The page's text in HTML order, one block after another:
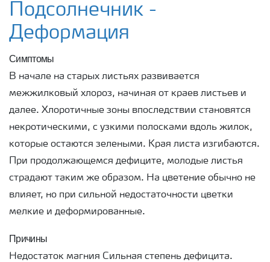
Подсолнечник -
Деформация
Симптомы
В начале на старых листьях развивается
межжилковый хлороз, начиная от краев листьев и
далее. Хлоротичные зоны впоследствии становятся
некротическими, с узкими полосками вдоль жилок,
которые остаются зелеными. Края листа изгибаются.
При продолжающемся дефиците, молодые листья
страдают таким же образом. На цветение обычно не
влияет, но при сильной недостаточности цветки
мелкие и деформированные.
Причины
Недостаток магния Сильная степень дефицита.